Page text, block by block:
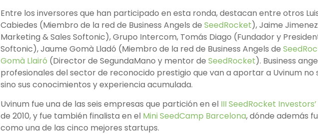
Entre los inversores que han participado en esta ronda, destacan entre otros
Cabiedes (Miembro de la red de Business Angels de SeedRocket), Jaime
Marketing & Sales Softonic), Grupo Intercom, Tomás Diago (Fundador y
Softonic), Jaume Gomà Lladó (Miembro de la red de Business Angels de
Gomà Llairó (Director de SegundaMano y mentor de SeedRocket). Business
profesionales del sector de reconocido prestigio que van a aportar a Uvinum no
sino sus conocimientos y experiencia acumulada.
Uvinum fue una de las seis empresas que partición en el III SeedRocket
de 2010, y fue también finalista en el Mini SeedCamp Barcelona, dónde además
como una de las cinco mejores startups.